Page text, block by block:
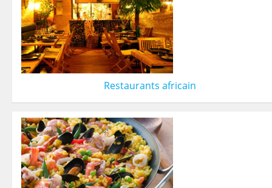
Restaurants africain